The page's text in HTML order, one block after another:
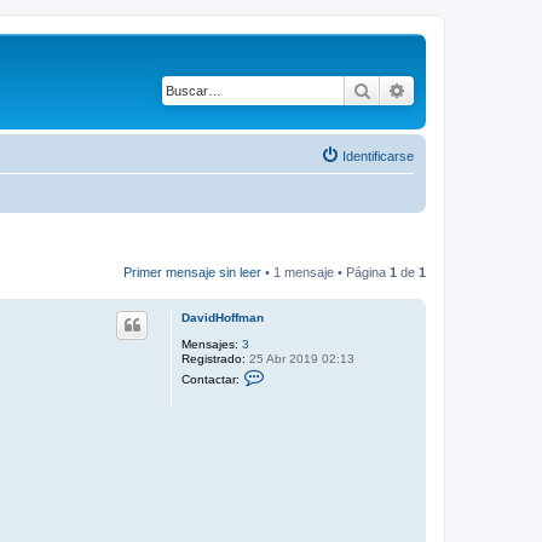
Buscar
Identificarse
Primer mensaje sin leer • 1 mensaje • Página 1 de 1
DavidHoffman
Mensajes: 3
Registrado: 25 Abr 2019 02:13
Contactar: